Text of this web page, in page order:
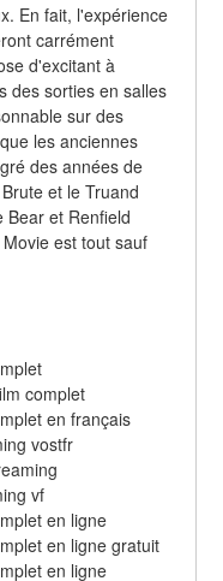
En fait, l'expérience
carrément
d'excitant à
des sorties en salles
sur des
les anciennes
des années de
et le Truand
Bear et Renfield
est tout sauf
complet
en français
vostfr
vf
en ligne
en ligne gratuit
en ligne